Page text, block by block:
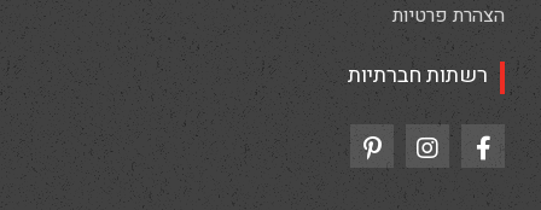
הצהרת פרטיות
רשתות חברתיות